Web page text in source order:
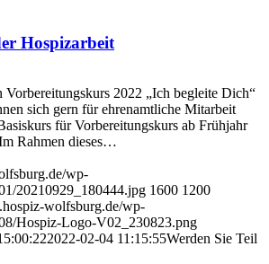
Hospizarbeit
2022 „Ich begleite Dich“
sich gern für ehrenamtliche Mitarbeit
für Vorbereitungskurs ab Frühjahr
Rahmen dieses…
wp-
20210929_180444.jpg 1600 1200
wolfsburg.de/wp-
Hospiz-Logo-V02_230823.png
2022-02-04 11:15:55Werden Sie Teil